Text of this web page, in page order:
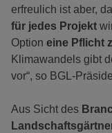
erfreulich ist aber,
für jedes Projekt
Option eine Pflicht
Klimawandels gibt
vor“, so BGL-
Aus Sicht des